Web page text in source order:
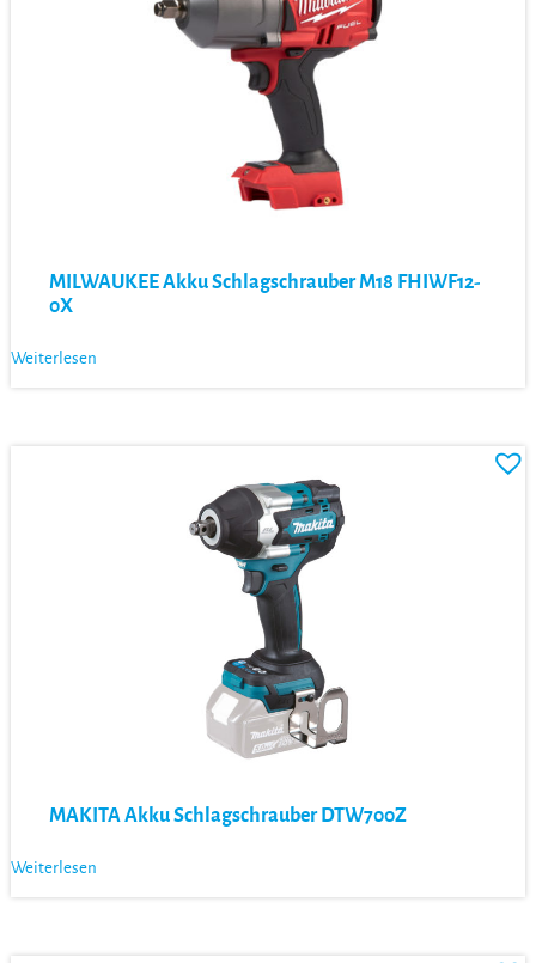
MILWAUKEE Akku Schlagschrauber M18 FHIWF12-
0X
Weiterlesen
MAKITA Akku Schlagschrauber DTW700Z
Weiterlesen